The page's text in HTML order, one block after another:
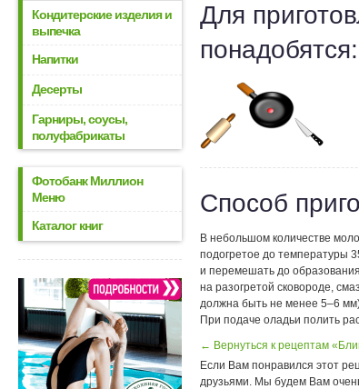
Кондитерские изделия и
выпечка
Напитки
Десерты
Гарниры, соусы,
полуфабрикаты
Фотобанк Миллион
Меню
Каталог книг
Для
понадобятся:
Способ
В небольшом количестве
подогретое до температуры
и перемешать до
на разогретой сковороде,
должна быть не менее 5–6
При подаче оладьи полить
← Вернуться к рецептам
Если Вам понравился этот
друзьями. Мы будем Вам